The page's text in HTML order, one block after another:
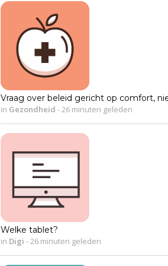
Vraag over beleid gericht op comfort,
in Gezondheid -26 minuten geleden
Welke tablet?
in Digi -26 minuten geleden